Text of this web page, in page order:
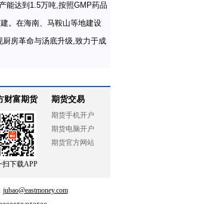
能达到1.5万吨,按照GMP药品
。在海南、马鞍山等地建设
房革命与汤底升级,致力于成
财富期货
扫下载APP
期货交易
期货手机开户
期货电脑开户
期货官方网站
jubao@eastmoney.com